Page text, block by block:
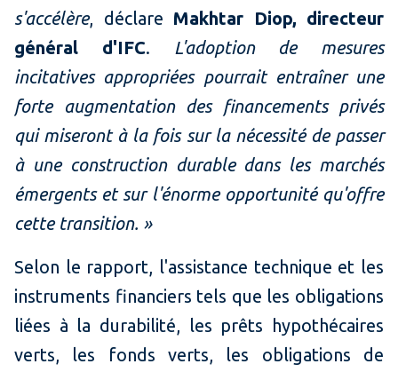
s'accélère, déclare Makhtar Diop, directeur
général d'IFC.
L'adoption de mesures
incitatives appropriées pourrait entraîner une
forte augmentation des financements privés
qui miseront à la fois sur la nécessité de passer
à une construction durable dans les marchés
émergents et sur l'énorme opportunité qu'offre
cette transition. »
Selon le rapport, l'assistance technique et les
instruments financiers tels que les obligations
liées à la durabilité, les prêts hypothécaires
verts, les fonds verts, les obligations de